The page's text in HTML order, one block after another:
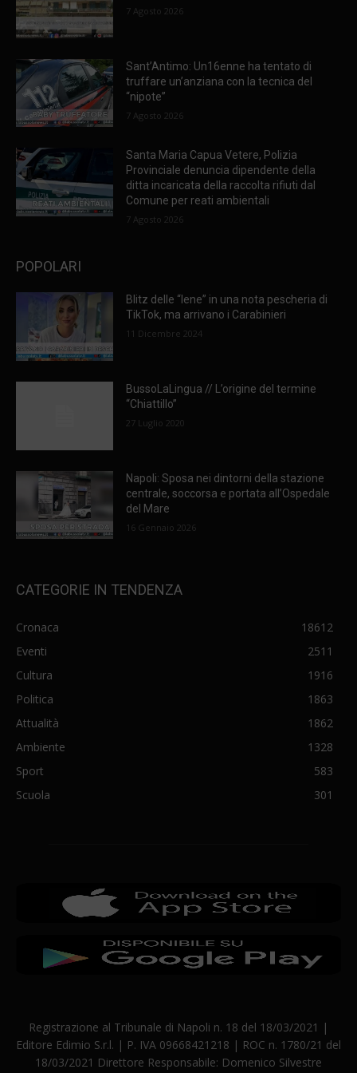
7 Agosto 2026
Sant’Antimo: Un16enne ha tentato di
truffare un’anziana con la tecnica del
“nipote”
7 Agosto 2026
Santa Maria Capua Vetere, Polizia
Provinciale denuncia dipendente della
ditta incaricata della raccolta rifiuti dal
Comune per reati ambientali
7 Agosto 2026
POPOLARI
Blitz delle “Iene” in una nota pescheria di
TikTok, ma arrivano i Carabinieri
11 Dicembre 2024
BussoLaLingua // L’origine del termine
“Chiattillo”
27 Luglio 2020
Napoli: Sposa nei dintorni della stazione
centrale, soccorsa e portata all’Ospedale
del Mare
16 Gennaio 2026
CATEGORIE IN TENDENZA
Cronaca
18612
Eventi
2511
Cultura
1916
Politica
1863
Attualità
1862
Ambiente
1328
Sport
583
Scuola
301
Registrazione al Tribunale di Napoli n. 18 del 18/03/2021 |
Editore Edimio S.r.l. | P. IVA 09668421218 | ROC n. 1780/21 del
18/03/2021 Direttore Responsabile: Domenico Silvestre